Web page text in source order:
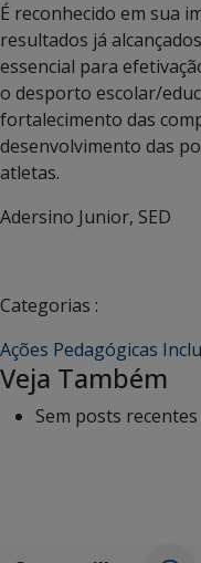
É reconhecido em sua
resultados já
essencial para
o desporto escolar/
fortalecimento das
desenvolvimento das
atletas.
Adersino Junior, SED
Categorias :
Ações Pedagógicas
Veja Também
Sem posts